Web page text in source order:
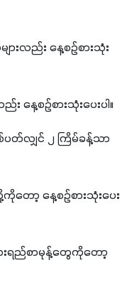
းလည်း နေ့စဉ်စားသုံး
နေ့စဉ်စားသုံးပေးပါ။
တ်လျှင် ၂ ကြိမ်ခန့်သာ
တို့ကိုတော့ နေ့စဉ်စားသုံးပေး
ားရည်စာမုန့်တွေကိုတော့